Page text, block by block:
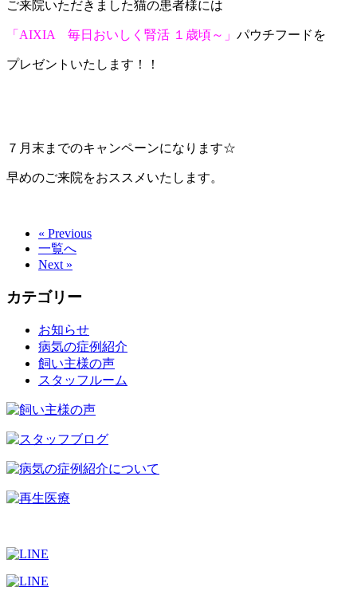
ご来院いただきました猫の患者様には
「AIXIA 毎日おいしく腎活 １歳頃～」 パウチフードを
プレゼントいたします！！
７月末までのキャンペーンになります☆
早めのご来院をおススメいたします。
« Previous
一覧へ
Next »
カテゴリー
お知らせ
病気の症例紹介
飼い主様の声
スタッフルーム